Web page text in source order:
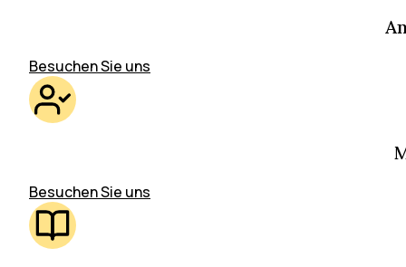
Besuchen Sie uns
Besuchen Sie uns